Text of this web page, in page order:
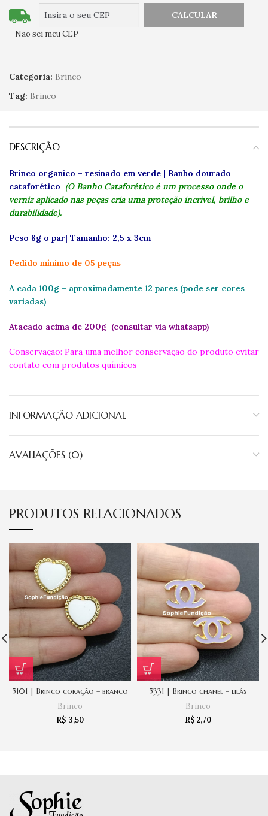
Não sei meu CEP
Categoria: Brinco
Tag: Brinco
DESCRIÇÃO
Brinco organico – resinado em verde | Banho dourado
cataforético (O Banho Cataforético é um processo onde o
verniz aplicado nas peças cria uma proteção incrível, brilho e
durabilidade).
Peso 8g o par| Tamanho: 2,5 x 3cm
Pedido mínimo de 05 peças
A cada 100g – aproximadamente 12 pares (pode ser cores
variadas)
Atacado acima de 200g (consultar via whatsapp)
Conservação: Para uma melhor conservação do produto evitar
contato com produtos químicos
INFORMAÇÃO ADICIONAL
AVALIAÇÕES (0)
PRODUTOS RELACIONADOS
5101 | Brinco coração – branco
Brinco
R$ 3,50
5331 | Brinco chanel – lilás
Brinco
R$ 2,70